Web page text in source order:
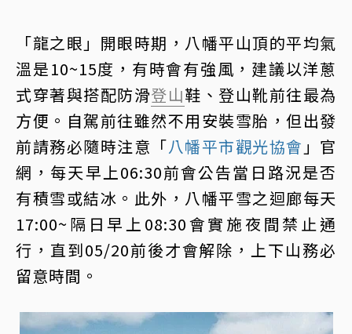
「龍之眼」開眼時期，八幡平山頂的平均氣
溫是10~15度，有時會有強風，建議以洋蔥
式穿著與搭配防滑登山鞋、登山靴前往最為
方便。自駕前往雖然不用安裝雪胎，但出發
前請務必隨時注意「八幡平市觀光協會 」官
網，每天早上06:30前會公告當日路況是否
有積雪或結冰。此外，八幡平雪之迴廊每天
17:00~隔日早上08:30會實施夜間禁止通
行，直到05/20前後才會解除，上下山務必
留意時間。